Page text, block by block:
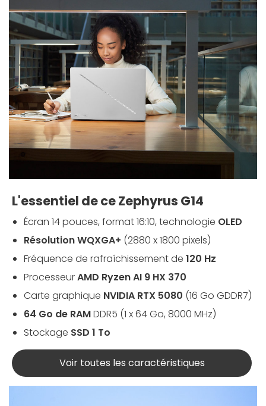
L'essentiel de ce Zephyrus G14
Écran 14 pouces, format 16:10, technologie OLED
Résolution WQXGA+ (2880 x 1800 pixels)
Fréquence de rafraîchissement de 120 Hz
ProcesseurAMD Ryzen AI 9 HX 370
Carte graphique NVIDIA RTX 5080 (16 Go GDDR7)
64 Go de RAMDDR5 (1 x 64 Go, 8000 MHz)
Stockage SSD 1 To
Voir toutes les caractéristiques